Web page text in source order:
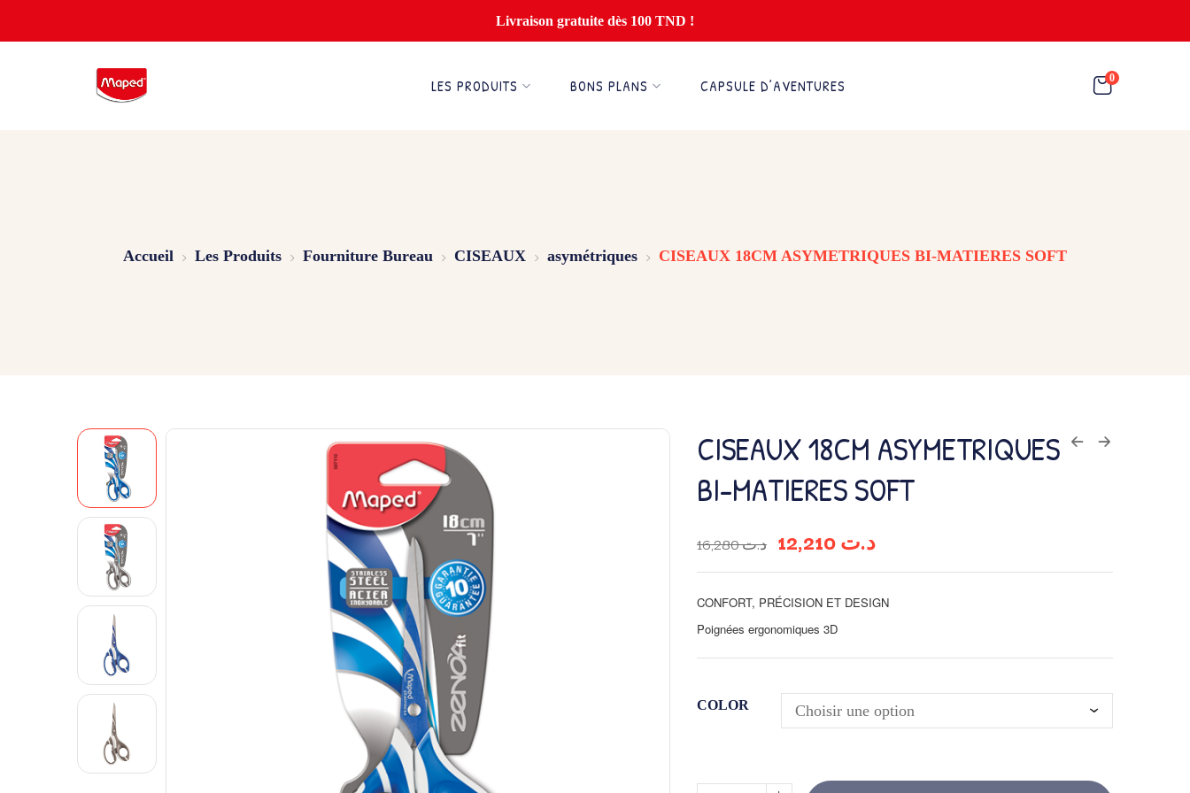
Livraison gratuite dès 100 TND !
LES PRODUITS BONS PLANS CAPSULE D’AVENTURES 0
Accueil Les Produits Fourniture Bureau CISEAUX asymétriques CISEAUX 18CM ASYMETRIQUES BI-MATIERES SOFT
CISEAUX 18CM ASYMETRIQUES
BI-MATIERES SOFT
د.ت16,280 د.ت
CONFORT, PRÉCISION ET DESIGN
Poignées ergonomiques 3D
COLOR